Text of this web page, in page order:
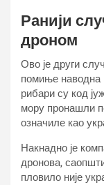
Ранији
дроном
Ово је други
помиње наводна
рибари су код
мору пронашли
означиле као
Накнадно је
дронова,
пловило није